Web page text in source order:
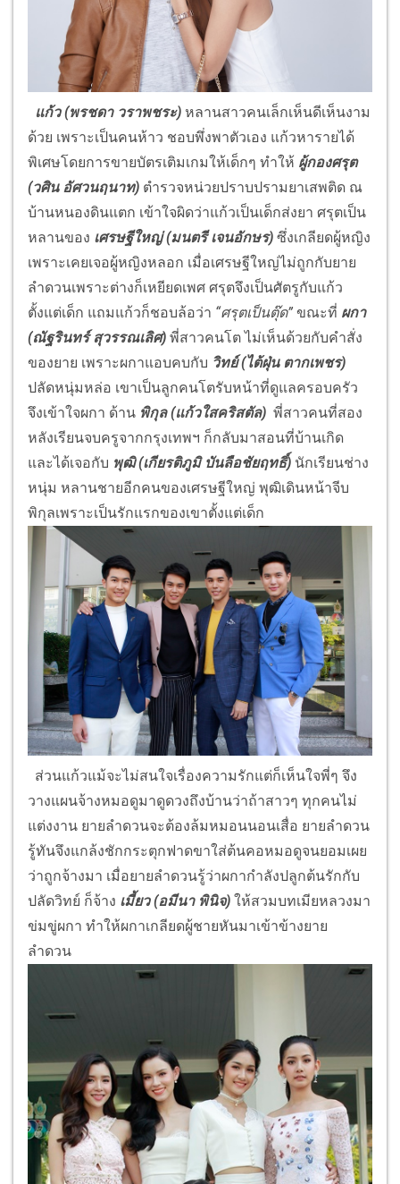
แก้ว (พรชดา วราพชระ) หลานสาวคนเล็กเห็นดีเห็นงาม
ด้วย เพราะเป็นคนห้าว ชอบพึ่งพาตัวเอง แก้วหารายได้
พิเศษโดยการขายบัตรเติมเกมให้เด็กๆ ทำให้ ผู้กองศรุต
(วศิน อัศวนฤนาท) ตำรวจหน่วยปราบปรามยาเสพติด ณ
บ้านหนองดินแตก เข้าใจผิดว่าแก้วเป็นเด็กส่งยา ศรุตเป็น
หลานของ เศรษฐีใหญ่ (มนตรี เจนอักษร) ซึ่งเกลียดผู้หญิง
เพราะเคยเจอผู้หญิงหลอก เมื่อเศรษฐีใหญ่ไม่ถูกกับยาย
ลำดวนเพราะต่างก็เหยียดเพศ ศรุตจึงเป็นศัตรูกับแก้ว
ตั้งแต่เด็ก แถมแก้วก็ชอบล้อว่า “ศรุตเป็นตุ๊ด” ขณะที่ ผกา
(ณัฐรินทร์ สุวรรณเลิศ) พี่สาวคนโต ไม่เห็นด้วยกับคำสั่ง
ของยาย เพราะผกาแอบคบกับ วิทย์ (ไต้ฝุ่น ตากเพชร)
ปลัดหนุ่มหล่อ เขาเป็นลูกคนโตรับหน้าที่ดูแลครอบครัว
จึงเข้าใจผกา ด้าน พิกุล (แก้วใสคริสตัล) พี่สาวคนที่สอง
หลังเรียนจบครูจากกรุงเทพฯ ก็กลับมาสอนที่บ้านเกิด
และได้เจอกับ พุฒิ (เกียรติภูมิ บันลือชัยฤทธิ์) นักเรียนช่าง
หนุ่ม หลานชายอีกคนของเศรษฐีใหญ่ พุฒิเดินหน้าจีบ
พิกุลเพราะเป็นรักแรกของเขาตั้งแต่เด็ก
ส่วนแก้วแม้จะไม่สนใจเรื่องความรักแต่ก็เห็นใจพี่ๆ จึง
วางแผนจ้างหมอดูมาดูดวงถึงบ้านว่าถ้าสาวๆ ทุกคนไม่
แต่งงาน ยายลำดวนจะต้องล้มหมอนนอนเสื่อ ยายลำดวน
รู้ทันจึงแกล้งชักกระตุกฟาดขาใส่ต้นคอหมอดูจนยอมเผย
ว่าถูกจ้างมา เมื่อยายลำดวนรู้ว่าผกากำลังปลูกต้นรักกับ
ปลัดวิทย์ ก็จ้าง เมี้ยว (อมีนา พินิจ) ให้สวมบทเมียหลวงมา
ข่มขู่ผกา ทำให้ผกาเกลียดผู้ชายหันมาเข้าข้างยาย
ลำดวน